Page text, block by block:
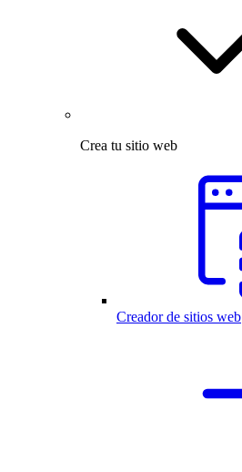
Crea tu sitio web
Creador de sitios web